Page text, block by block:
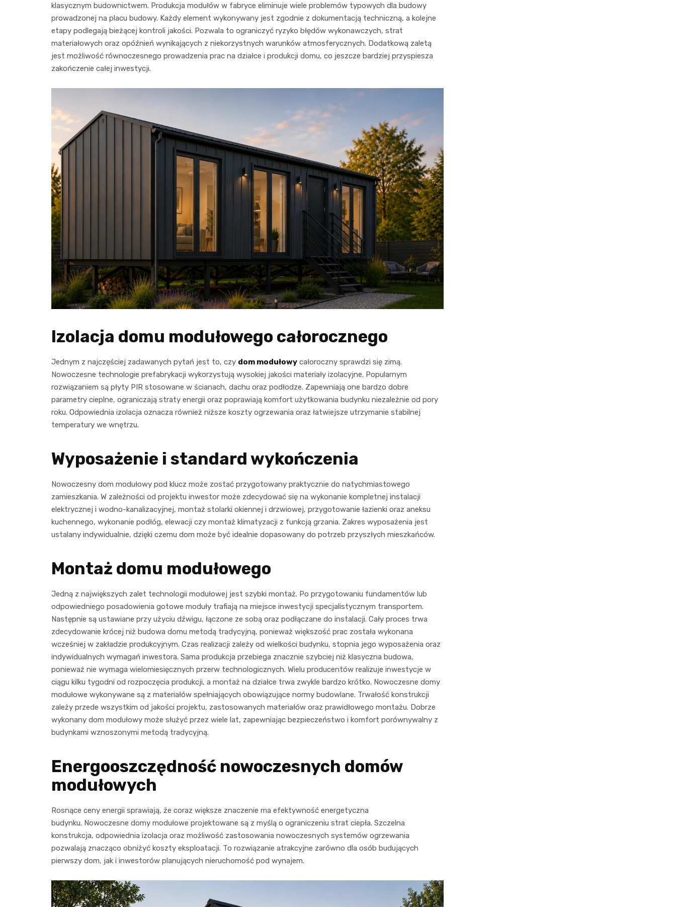
klasycznym budownictwem. Produkcja modułów w fabryce eliminuje wiele problemów typowych dla budowy
prowadzonej na placu budowy. Każdy element wykonywany jest zgodnie z dokumentacją techniczną, a kolejne
etapy podlegają bieżącej kontroli jakości. Pozwala to ograniczyć ryzyko błędów wykonawczych, strat
materiałowych oraz opóźnień wynikających z niekorzystnych warunków atmosferycznych. Dodatkową zaletą
jest możliwość równoczesnego prowadzenia prac na działce i produkcji domu, co jeszcze bardziej przyspiesza
zakończenie całej inwestycji.
Izolacja domu modułowego całorocznego
Jednym z najczęściej zadawanych pytań jest to, czy dom modułowy całoroczny sprawdzi się zimą.
Nowoczesne technologie prefabrykacji wykorzystują wysokiej jakości materiały izolacyjne. Popularnym
rozwiązaniem są płyty PIR stosowane w ścianach, dachu oraz podłodze. Zapewniają one bardzo dobre
parametry cieplne, ograniczają straty energii oraz poprawiają komfort użytkowania budynku niezależnie od pory
roku. Odpowiednia izolacja oznacza również niższe koszty ogrzewania oraz łatwiejsze utrzymanie stabilnej
temperatury we wnętrzu.
Wyposażenie i standard wykończenia
Nowoczesny dom modułowy pod klucz może zostać przygotowany praktycznie do natychmiastowego
zamieszkania. W zależności od projektu inwestor może zdecydować się na wykonanie kompletnej instalacji
elektrycznej i wodno-kanalizacyjnej, montaż stolarki okiennej i drzwiowej, przygotowanie łazienki oraz aneksu
kuchennego, wykonanie podłóg, elewacji czy montaż klimatyzacji z funkcją grzania. Zakres wyposażenia jest
ustalany indywidualnie, dzięki czemu dom może być idealnie dopasowany do potrzeb przyszłych mieszkańców.
Montaż domu modułowego
Jedną z największych zalet technologii modułowej jest szybki montaż. Po przygotowaniu fundamentów lub
odpowiedniego posadowienia gotowe moduły trafiają na miejsce inwestycji specjalistycznym transportem.
Następnie są ustawiane przy użyciu dźwigu, łączone ze sobą oraz podłączane do instalacji. Cały proces trwa
zdecydowanie krócej niż budowa domu metodą tradycyjną, ponieważ większość prac została wykonana
wcześniej w zakładzie produkcyjnym. Czas realizacji zależy od wielkości budynku, stopnia jego wyposażenia oraz
indywidualnych wymagań inwestora. Sama produkcja przebiega znacznie szybciej niż klasyczna budowa,
ponieważ nie wymaga wielomiesięcznych przerw technologicznych. Wielu producentów realizuje inwestycje w
ciągu kilku tygodni od rozpoczęcia produkcji, a montaż na działce trwa zwykle bardzo krótko. Nowoczesne domy
modułowe wykonywane są z materiałów spełniających obowiązujące normy budowlane. Trwałość konstrukcji
zależy przede wszystkim od jakości projektu, zastosowanych materiałów oraz prawidłowego montażu. Dobrze
wykonany dom modułowy może służyć przez wiele lat, zapewniając bezpieczeństwo i komfort porównywalny z
budynkami wznoszonymi metodą tradycyjną.
Energooszczędność nowoczesnych domów
modułowych
Rosnące ceny energii sprawiają, że coraz większe znaczenie ma efektywność energetyczna
budynku. Nowoczesne domy modułowe projektowane są z myślą o ograniczeniu strat ciepła. Szczelna
konstrukcja, odpowiednia izolacja oraz możliwość zastosowania nowoczesnych systemów ogrzewania
pozwalają znacząco obniżyć koszty eksploatacji. To rozwiązanie atrakcyjne zarówno dla osób budujących
pierwszy dom, jak i inwestorów planujących nieruchomość pod wynajem.